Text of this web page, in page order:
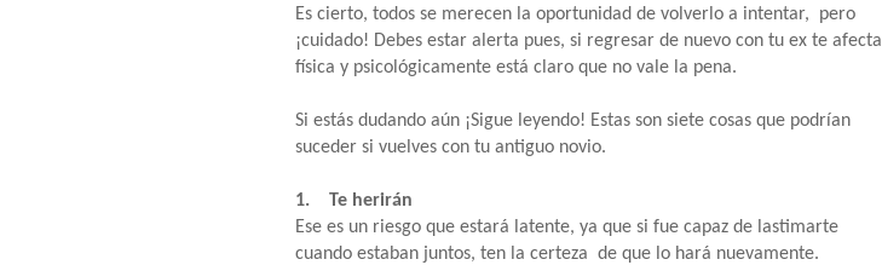
Es cierto, todos se merecen la oportunidad de volverlo a intentar, pero
¡cuidado! Debes estar alerta pues, si regresar de nuevo con tu ex te afecta
física y psicológicamente está claro que no vale la pena.
Si estás dudando aún ¡Sigue leyendo! Estas son siete cosas que podrían
suceder si vuelves con tu antiguo novio.
1. Te herirán
Ese es un riesgo que estará latente, ya que si fue capaz de lastimarte
cuando estaban juntos, ten la certeza de que lo hará nuevamente.